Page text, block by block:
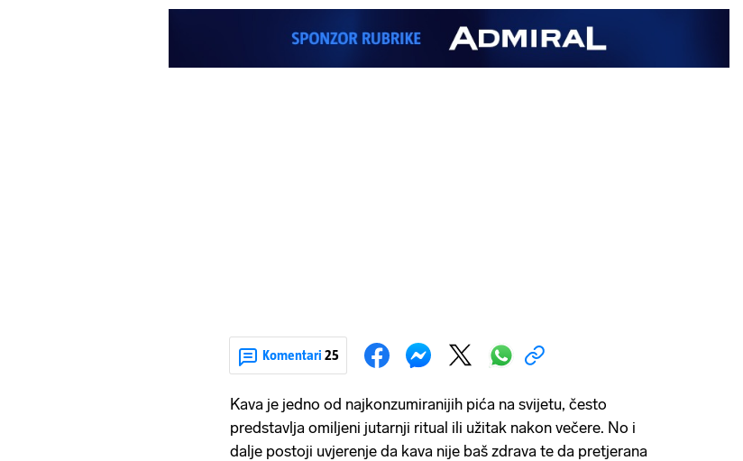
Komentari 25
Kava je jedno od najkonzumiranijih pića na svijetu, često
predstavlja omiljeni jutarnji ritual ili užitak nakon večere. No i
dalje postoji uvjerenje da kava nije baš zdrava te da pretjerana